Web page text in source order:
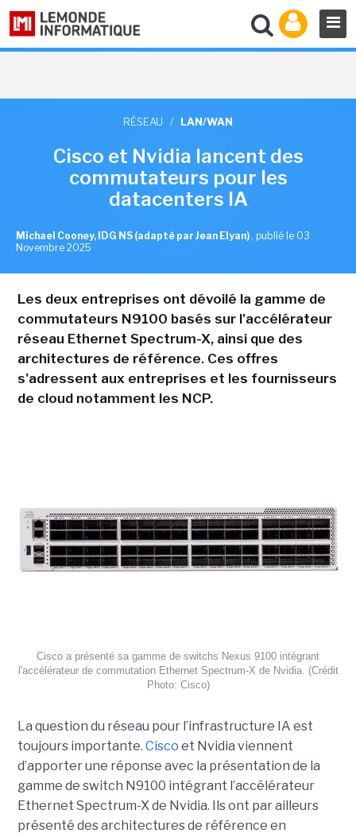
RÉSEAU / LAN/WAN
Cisco et Nvidia lancent des
commutateurs pour les
datacenters IA
Michael Cooney, IDG NS (adapté par Jean Elyan) , publié le 03
Novembre 2025
Les deux entreprises ont dévoilé la gamme de
commutateurs N9100 basés sur l'accélérateur
réseau Ethernet Spectrum-X, ainsi que des
architectures de référence. Ces offres
s'adressent aux entreprises et les fournisseurs
de cloud notamment les NCP.
Cisco a présenté sa gamme de switchs Nexus 9100 intégrant
l'accélérateur de commutation Ethernet Spectrum-X de Nvidia. (Crédit
Photo: Cisco)
La question du réseau pour l’infrastructure IA est
toujours importante. Cisco et Nvidia viennent
d’apporter une réponse avec la présentation de la
gamme de switch N9100 intégrant l’accélérateur
Ethernet Spectrum-X de Nvidia. Ils ont par ailleurs
présenté des architectures de référence en